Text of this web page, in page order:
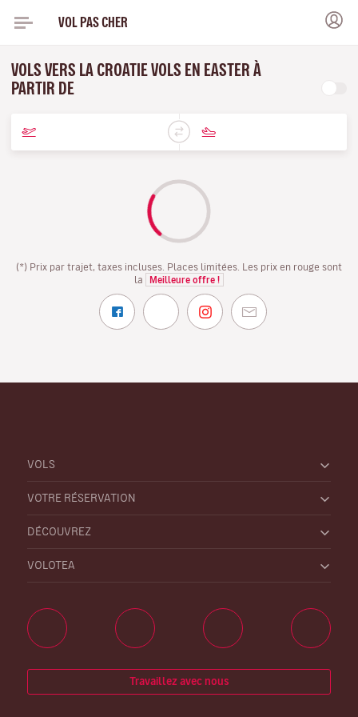
VOL PAS CHER
VOLS VERS LA CROATIE VOLS EN EASTER À
PARTIR DE
(*) Prix par trajet, taxes incluses. Places limitées. Les prix en rouge sont
la
Meilleure offre !
VOLS
VOTRE RÉSERVATION
DÉCOUVREZ
VOLOTEA
Travaillez avec nous